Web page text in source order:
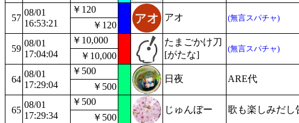
57
08/01
16:53:21
￥120
アオ (無言スパチャ)
￥120
59
08/01
17:04:04
￥10,000
たまごかけ刀
[がたな]
(無言スパチャ)
￥10,000
64
08/01
17:29:04
￥500
日夜 ARE代
￥500
65
08/01
17:29:34
￥500
じゅんぼー 歌も楽しみだし
￥500